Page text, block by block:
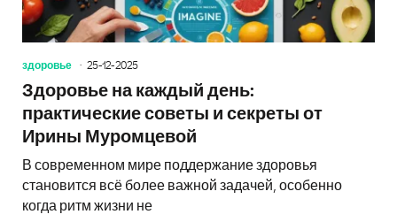
здоровье 25-12-2025
Здоровье на каждый день:
практические советы и секреты от
Ирины Муромцевой
В современном мире поддержание здоровья
становится всё более важной задачей, особенно
когда ритм жизни не